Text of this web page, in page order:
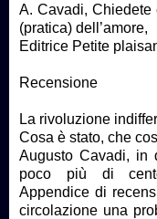
A. Cavadi, Chiedete
(pratica) dell’amore,
Editrice Petite
Recensione
La rivoluzione
Cosa è stato, che
Augusto Cavadi, in
poco più di
Appendice di
circolazione una